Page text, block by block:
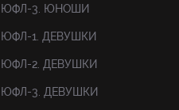
ЮФЛ-3. ЮНОШИ
ЮФЛ-1. ДЕВУШКИ
ЮФЛ-2. ДЕВУШКИ
ЮФЛ-3. ДЕВУШКИ